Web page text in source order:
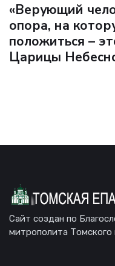
«Верующий
опора, на
положиться –
Царицы
Сайт создан по
митрополита Томского